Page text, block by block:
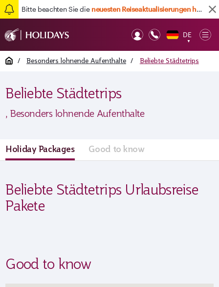
Bitte beachten Sie die neuesten Reiseaktualisierungen hier
DE
▼
Home / Besonders lohnende Aufenthalte / Beliebte Städtetrips
Beliebte Städtetrips
, Besonders lohnende Aufenthalte
Holiday Packages Good to know
Beliebte Städtetrips Urlaubsreise
Pakete
Good to know